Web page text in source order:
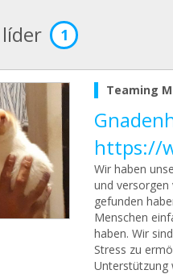
1
Teaming
https://
Wir haben
und versorgen
gefunden
Menschen
haben. Wir
Stress zu
Unterstützung